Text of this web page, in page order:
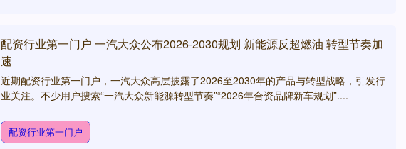
配资行业第一门户 一汽大众公布2026-2030规划 新能源反超燃油 转型节奏加
速
近期配资行业第一门户，一汽大众高层披露了2026至2030年的产品与转型战略，引发行
业关注。不少用户搜索“一汽大众新能源转型节奏”“2026年合资品牌新车规划”....
配资行业第一门户